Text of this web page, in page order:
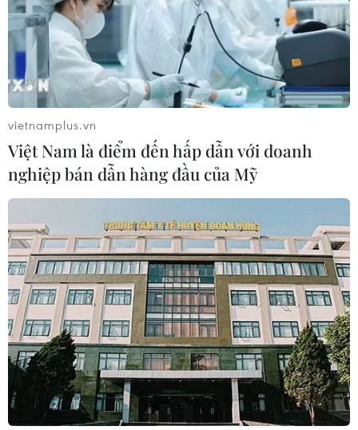
Lễ kỷ niệm 120 năm Ngày truyền
thống Đại học Quốc gia Hà Nội
16/05/2026 08:23
Tổng Bí thư, Chủ tịch nước Tô Lâm yêu cầu Đại học
Quốc gia Hà Nội phải vươn lên thành một đại học tinh
hoa hiện đại, đa ngành, đa lĩnh vực, vận hành theo mô
hình đại học đổi mới sáng tạo.
vietnamplus.vn
Việt Nam là điểm đến hấp dẫn với doanh
nghiệp bán dẫn hàng đầu của Mỹ